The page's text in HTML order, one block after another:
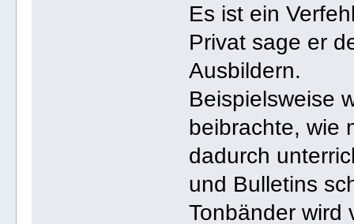
Es ist ein
Privat sage er
Ausbildern.
Beispielsweise
beibrachte, wie
dadurch
und Bulletins
Tonbänder wird